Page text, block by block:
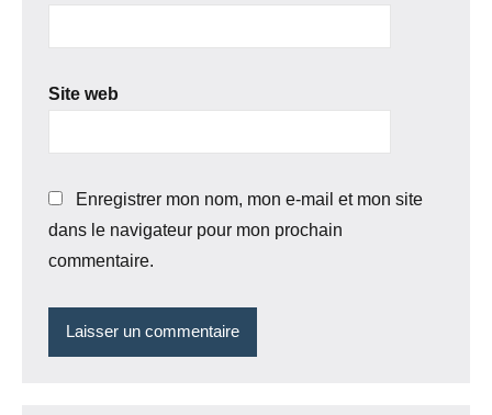
Site web
Enregistrer mon nom, mon e-mail et mon site
dans le navigateur pour mon prochain
commentaire.